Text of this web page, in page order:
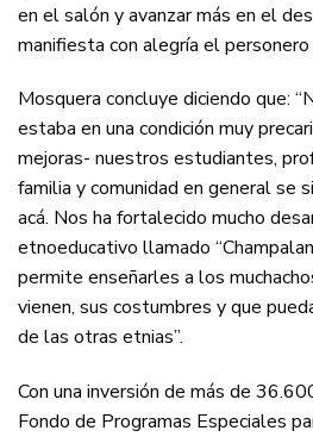
en el salón y avanzar más en el
manifiesta con alegría el
Mosquera concluye diciendo que:
estaba en una condición muy
mejoras- nuestros estudiantes,
familia y comunidad en general se
acá. Nos ha fortalecido mucho
etnoeducativo llamado
permite enseñarles a los
vienen, sus costumbres y que
de las otras etnias”.
Con una inversión de más de
Fondo de Programas Especiales